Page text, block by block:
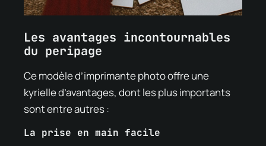
Les avantages incontournables
du peripage
Ce modèle d’imprimante photo offre une
kyrielle d’avantages, dont les plus importants
sont entre autres :
La prise en main facile